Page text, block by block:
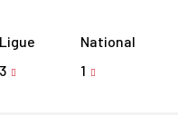
Ligue
3
National
1